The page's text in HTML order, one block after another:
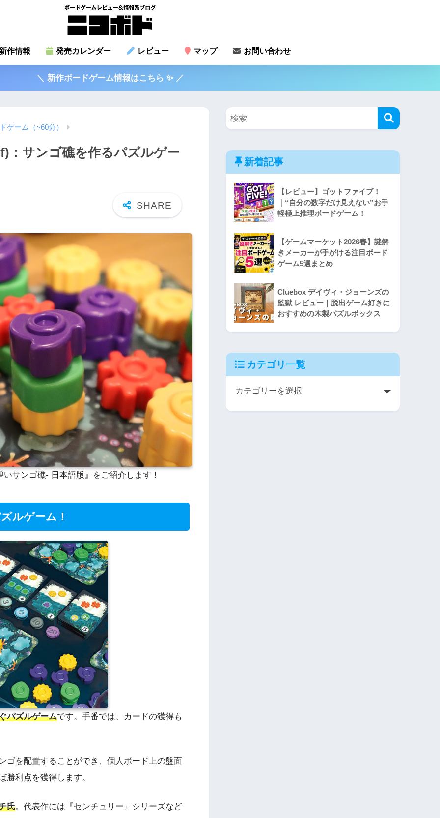
作情報 発売カレンダー レビュー マップ お問い合わせ
＼ 新作ボードゲーム情報はこちら ✨ ／
ゲーム（~60分）
：サンゴ礁を作るパズルゲー
サンゴ礁- 日本語版』をご紹介します！
ルゲーム！
パズルゲームです。手番では、カードの獲得も
ゴを配置することができ、個人ボード上の盤面
勝利点を獲得します。
氏。代表作には『センチュリー』シリーズなど
新着記事
【レビュー】ゴットファイブ！
｜“自分の数字だけ見えない”お手
軽極上推理ボードゲーム！
【ゲームマーケット2026春】謎解
きメーカーが手がける注目ボード
ゲーム5選まとめ
Cluebox デイヴィ・ジョーンズの
監獄 レビュー｜脱出ゲーム好きに
おすすめの木製パズルボックス
カテゴリ一覧